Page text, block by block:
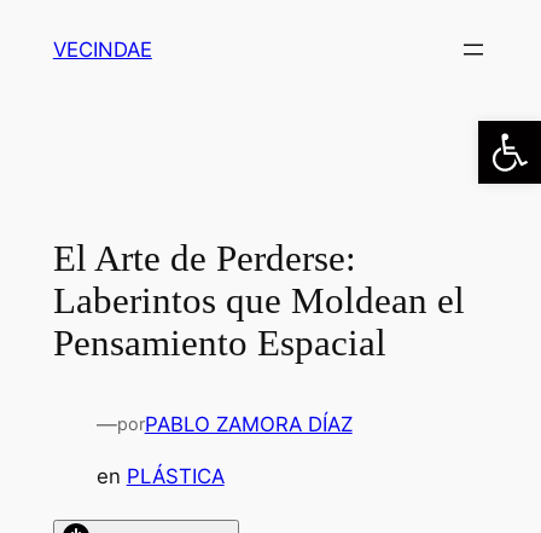
VECINDAE
El Arte de Perderse:
Laberintos que Moldean el
Pensamiento Espacial
—porPABLO ZAMORA DÍAZ
en PLÁSTICA
Abrir